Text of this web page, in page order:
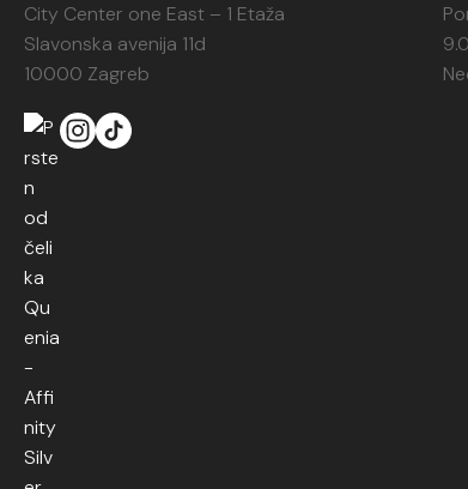
City Center one East – 1 Etaža
Slavonska avenija 11d
10000 Zagreb